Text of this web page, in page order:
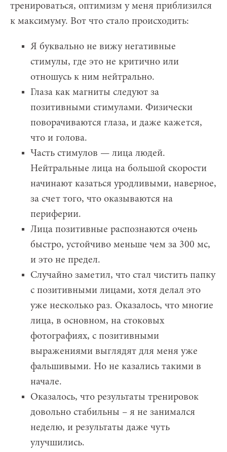
тренироваться, оптимизм у меня приблизился
к максимуму. Вот что стало происходить:
Я буквально не вижу негативные
стимулы, где это не критично или
отношусь к ним нейтрально.
Глаза как магниты следуют за
позитивными стимулами. Физически
поворачиваются глаза, и даже кажется,
что и голова.
Часть стимулов — лица людей.
Нейтральные лица на большой скорости
начинают казаться уродливыми, наверное,
за счет того, что оказываются на
периферии.
Лица позитивные распознаются очень
быстро, устойчиво меньше чем за 300 мс,
и это не предел.
Случайно заметил, что стал чистить папку
с позитивными лицами, хотя делал это
уже несколько раз. Оказалось, что многие
лица, в основном, на стоковых
фотографиях, с позитивными
выражениями выглядят для меня уже
фальшивыми. Но не казались такими в
начале.
Оказалось, что результаты тренировок
довольно стабильны – я не занимался
неделю, и результаты даже чуть
улучшились.